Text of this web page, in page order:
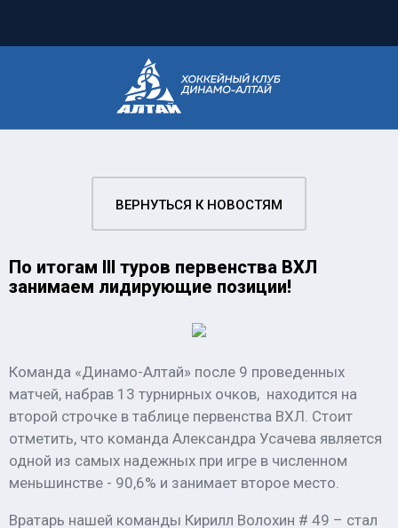
ВЕРНУТЬСЯ К НОВОСТЯМ
По итогам III туров первенства ВХЛ
занимаем лидирующие позиции!
Команда «Динамо-Алтай» после 9 проведенных
матчей, набрав 13 турнирных очков, находится на
второй строчке в таблице первенства ВХЛ. Стоит
отметить, что команда Александра Усачева является
одной из самых надежных при игре в численном
меньшинстве - 90,6% и занимает второе место.
Вратарь нашей команды Кирилл Волохин # 49 – стал